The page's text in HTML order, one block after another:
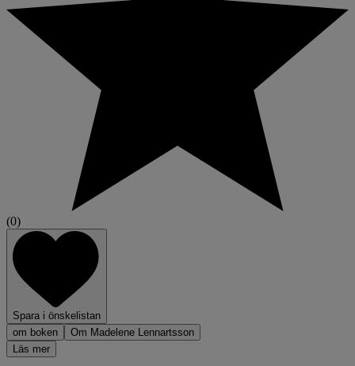
(0)
Spara i önskelistan
om boken
Om Madelene Lennartsson
Läs mer